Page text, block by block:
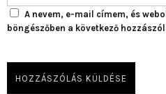
A nevem, e-mail címem, és
böngészőben a következő